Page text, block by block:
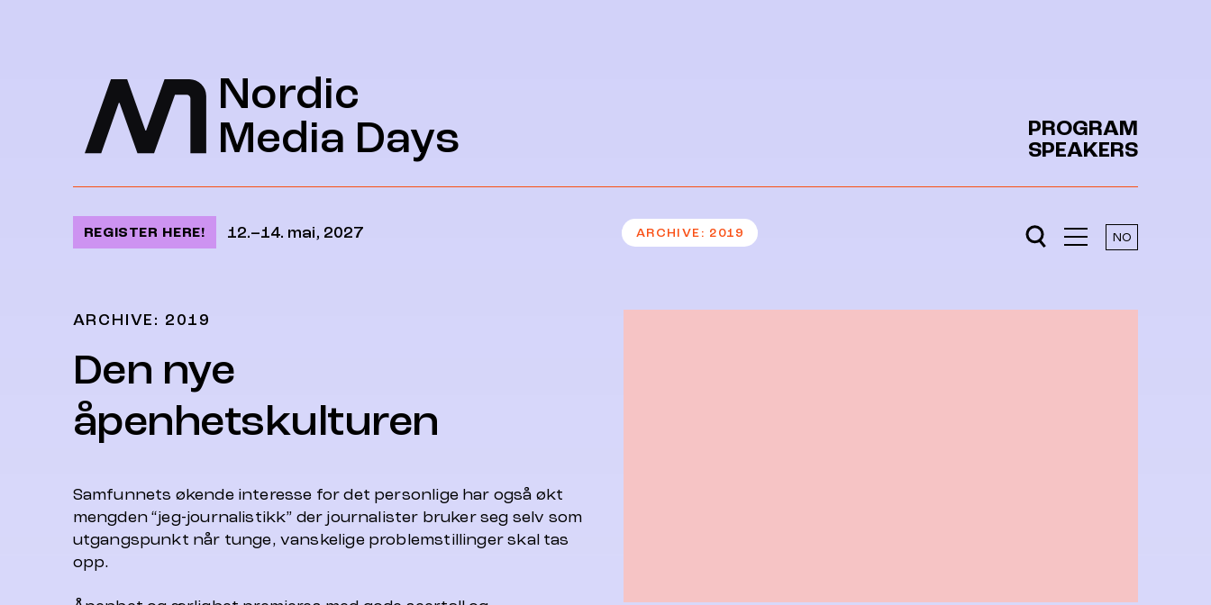
Nordic
Media Days
PROGRAM
SPEAKERS
REGISTER HERE! 12.–14. mai, 2027 ARCHIVE 2019 NO
ARCHIVE: 2019
Den nye
åpenhetskulturen
Samfunnets økende interesse for det personlige har også økt
mengden “jeg-journalistikk” der journalister bruker seg selv som
utgangspunkt når tunge, vanskelige problemstillinger skal tas
opp.